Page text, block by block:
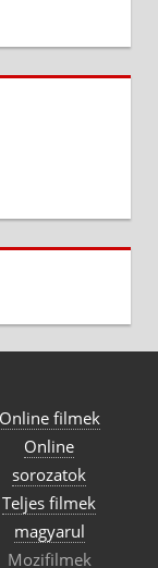
Online filmek
Online
sorozatok
Teljes filmek
magyarul
Mozifilmek